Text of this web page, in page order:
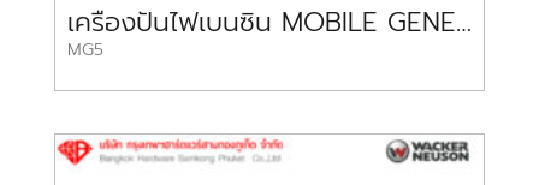
เครื่องปั่นไฟเบนซิน MOBILE GENERATOR MG5
MG5